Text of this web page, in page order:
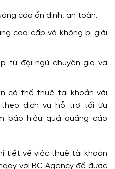
cáo ổn định, an toàn.
cao cấp và không bị giới
từ đội ngũ chuyên gia và
có thể thuê tài khoản với
theo dịch vụ hỗ trợ tối ưu
bảo hiệu quả quảng cáo
tiết về việc thuê tài khoản
với BC Agency để được